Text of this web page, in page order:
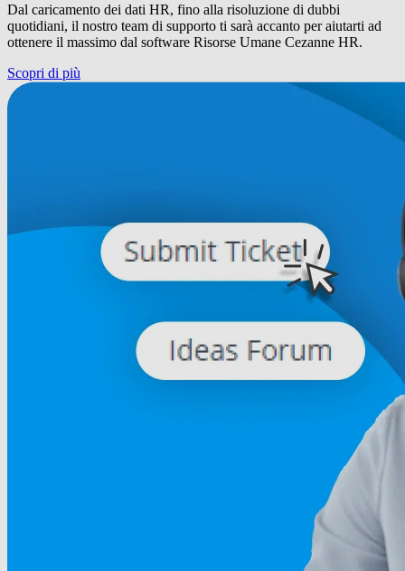
Dal caricamento dei dati HR, fino alla risoluzione di dubbi
quotidiani, il nostro team di supporto ti sarà accanto per aiutarti ad
ottenere il massimo dal software Risorse Umane Cezanne HR.
Scopri di più